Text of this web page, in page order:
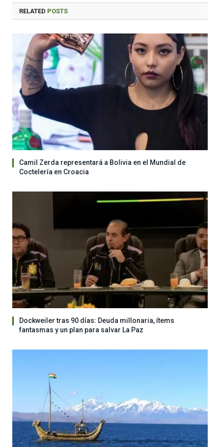
RELATED POSTS
Camil Zerda representará a Bolivia en el Mundial de
Coctelería en Croacia
Dockweiler tras 90 días: Deuda millonaria, ítems
fantasmas y un plan para salvar La Paz